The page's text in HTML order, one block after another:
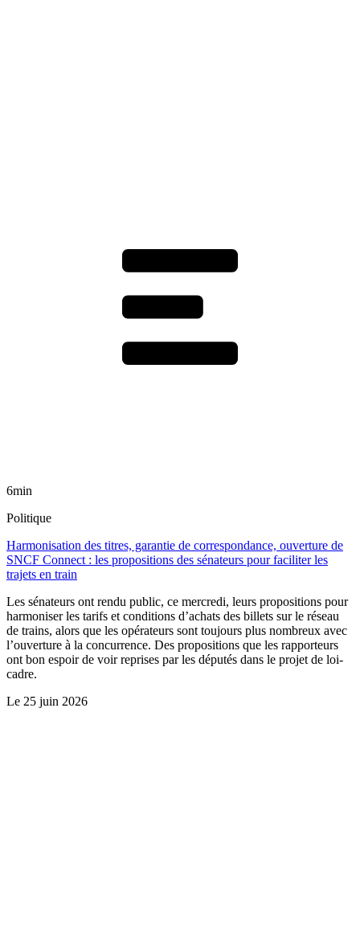
6min
Politique
Harmonisation des titres, garantie de correspondance, ouverture de
SNCF Connect : les propositions des sénateurs pour faciliter les
trajets en train
Les sénateurs ont rendu public, ce mercredi, leurs propositions pour
harmoniser les tarifs et conditions d’achats des billets sur le réseau
de trains, alors que les opérateurs sont toujours plus nombreux avec
l’ouverture à la concurrence. Des propositions que les rapporteurs
ont bon espoir de voir reprises par les députés dans le projet de loi-
cadre.
Le 25 juin 2026